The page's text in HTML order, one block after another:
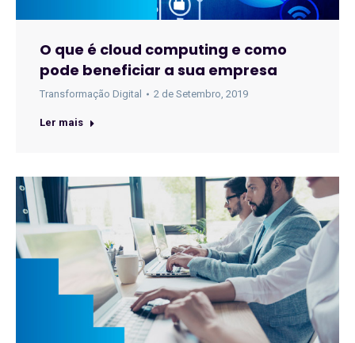
O que é cloud computing e como
pode beneficiar a sua empresa
Transformação Digital 2 de Setembro, 2019
Ler mais